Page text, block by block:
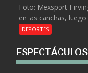
Foto: Mexsport
en las canchas, luego
DEPORTES
ESPECTÁCULOS